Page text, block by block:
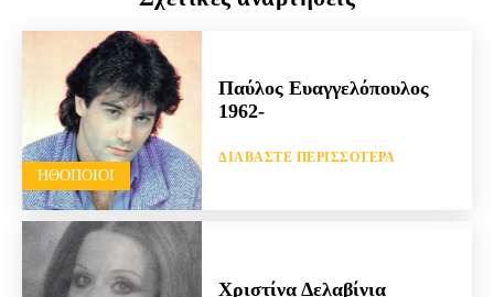
HΘΟΠΟΙΟΊ
Παύλος Ευαγγελόπουλος
1962-
ΔΙΑΒΆΣΤΕ ΠΕΡΙΣΣΌΤΕΡΑ
Χριστίνα Δελαβίνια